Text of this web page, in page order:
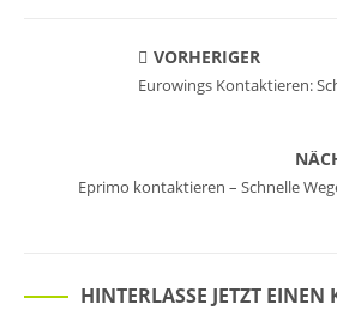
VORHERIGER
Eurowings Kontaktieren:
Eprimo kontaktieren – Schnelle
HINTERLASSE JETZT